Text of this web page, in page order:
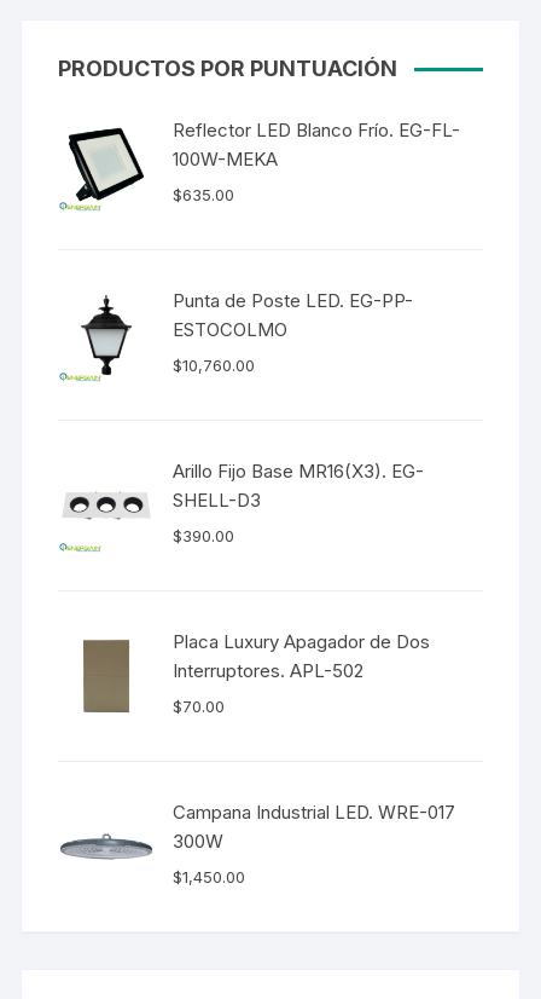
PRODUCTOS POR PUNTUACIÓN
Reflector LED Blanco Frío. EG-FL-
100W-MEKA
$635.00
Punta de Poste LED. EG-PP-
ESTOCOLMO
$10,760.00
Arillo Fijo Base MR16(X3). EG-
SHELL-D3
$390.00
Placa Luxury Apagador de Dos
Interruptores. APL-502
$70.00
Campana Industrial LED. WRE-017
300W
$1,450.00